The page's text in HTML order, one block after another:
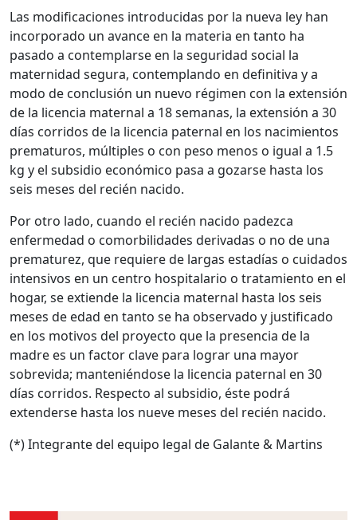
Las modificaciones introducidas por la nueva ley han
incorporado un avance en la materia en tanto ha
pasado a contemplarse en la seguridad social la
maternidad segura, contemplando en definitiva y a
modo de conclusión un nuevo régimen con la extensión
de la licencia maternal a 18 semanas, la extensión a 30
días corridos de la licencia paternal en los nacimientos
prematuros, múltiples o con peso menos o igual a 1.5
kg y el subsidio económico pasa a gozarse hasta los
seis meses del recién nacido.
Por otro lado, cuando el recién nacido padezca
enfermedad o comorbilidades derivadas o no de una
prematurez, que requiere de largas estadías o cuidados
intensivos en un centro hospitalario o tratamiento en el
hogar, se extiende la licencia maternal hasta los seis
meses de edad en tanto se ha observado y justificado
en los motivos del proyecto que la presencia de la
madre es un factor clave para lograr una mayor
sobrevida; manteniéndose la licencia paternal en 30
días corridos. Respecto al subsidio, éste podrá
extenderse hasta los nueve meses del recién nacido.
(*) Integrante del equipo legal de Galante & Martins